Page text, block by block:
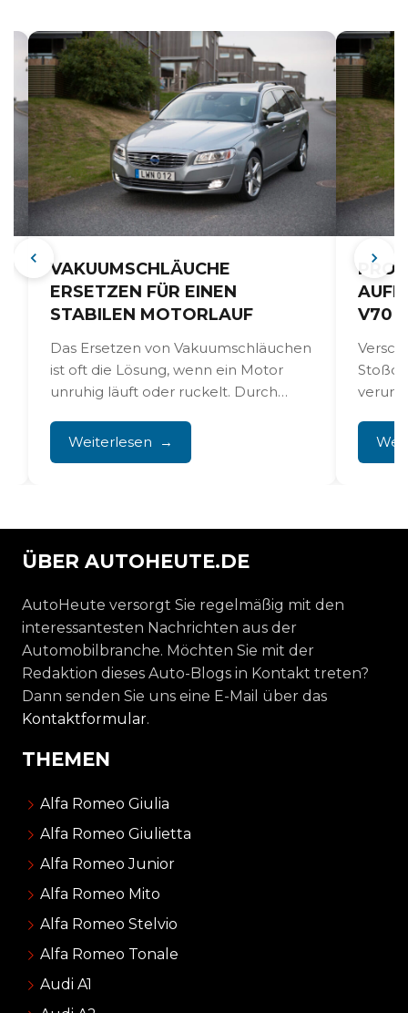
VAKUUMSCHLÄUCHE
ERSETZEN FÜR EINEN
STABILEN MOTORLAUF
Das Ersetzen von Vakuumschläuchen
ist oft die Lösung, wenn ein Motor
unruhig läuft oder ruckelt. Durch
Weiterlesen
V70
Diese
ÜBER AUTOHEUTE.DE
AutoHeute versorgt Sie regelmäßig mit den
interessantesten Nachrichten aus der
Automobilbranche. Möchten Sie mit der
Redaktion dieses Auto-Blogs in Kontakt treten?
Dann senden Sie uns eine E-Mail über das
Kontaktformular.
THEMEN
Alfa Romeo Giulia
Alfa Romeo Giulietta
Alfa Romeo Junior
Alfa Romeo Mito
Alfa Romeo Stelvio
Alfa Romeo Tonale
Audi A1